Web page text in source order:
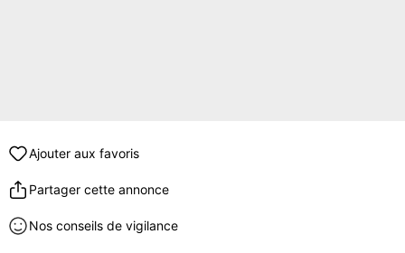
Ajouter aux favoris
Partager cette annonce
Nos conseils de vigilance